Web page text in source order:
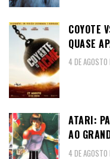
COYOTE
QUASE
4 DE
ATARI:
AO
4 DE